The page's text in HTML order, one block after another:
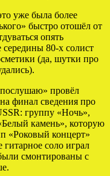
уже была более
быстро отошёл от
опять
80-х солист
(да, шутки про
провёл
финал сведения про
группу «Ночь»,
камень», которую
«Роковый концерт»
соло играл
смонтированы с